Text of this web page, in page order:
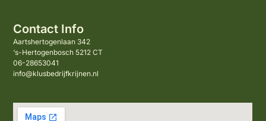
Contact Info
Aartshertogenlaan 342
‘s-Hertogenbosch 5212 CT
06-28653041
info@klusbedrijfkrijnen.nl